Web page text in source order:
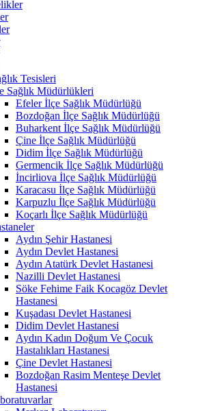
Tesisleri
Sağlık Müdürlükleri
Efeler İlçe Sağlık Müdürlüğü
Bozdoğan İlçe Sağlık Müdürlüğü
Buharkent İlçe Sağlık Müdürlüğü
Çine İlçe Sağlık Müdürlüğü
Didim İlçe Sağlık Müdürlüğü
Germencik İlçe Sağlık Müdürlüğü
İncirliova İlçe Sağlık Müdürlüğü
Karacasu İlçe Sağlık Müdürlüğü
Karpuzlu İlçe Sağlık Müdürlüğü
Koçarlı İlçe Sağlık Müdürlüğü
Aydın Şehir Hastanesi
Aydın Devlet Hastanesi
Aydın Atatürk Devlet Hastanesi
Nazilli Devlet Hastanesi
Söke Fehime Faik Kocagöz Devlet
Hastanesi
Kuşadası Devlet Hastanesi
Didim Devlet Hastanesi
Aydın Kadın Doğum Ve Çocuk
Hastalıkları Hastanesi
Çine Devlet Hastanesi
Bozdoğan Rasim Menteşe Devlet
Hastanesi